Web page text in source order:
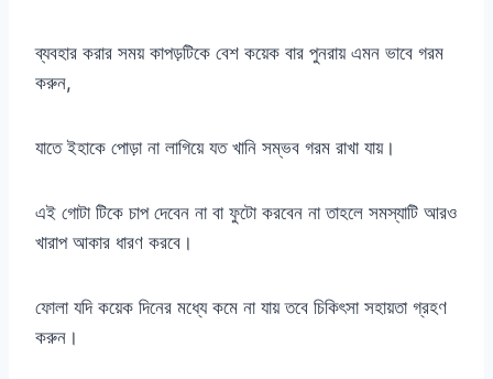
ব্যবহার করার সময় কাপড়টিকে বেশ কয়েক বার পুনরায় এমন ভাবে গরম
করুন,
যাতে ইহাকে পোড়া না লাগিয়ে যত খানি সম্ভব গরম রাখা যায়।
এই গোটা টিকে চাপ দেবেন না বা ফুটো করবেন না তাহলে সমস্যাটি আরও
খারাপ আকার ধারণ করবে।
ফোলা যদি কয়েক দিনের মধ্যে কমে না যায় তবে চিকিৎসা সহায়তা গ্রহণ
করুন।